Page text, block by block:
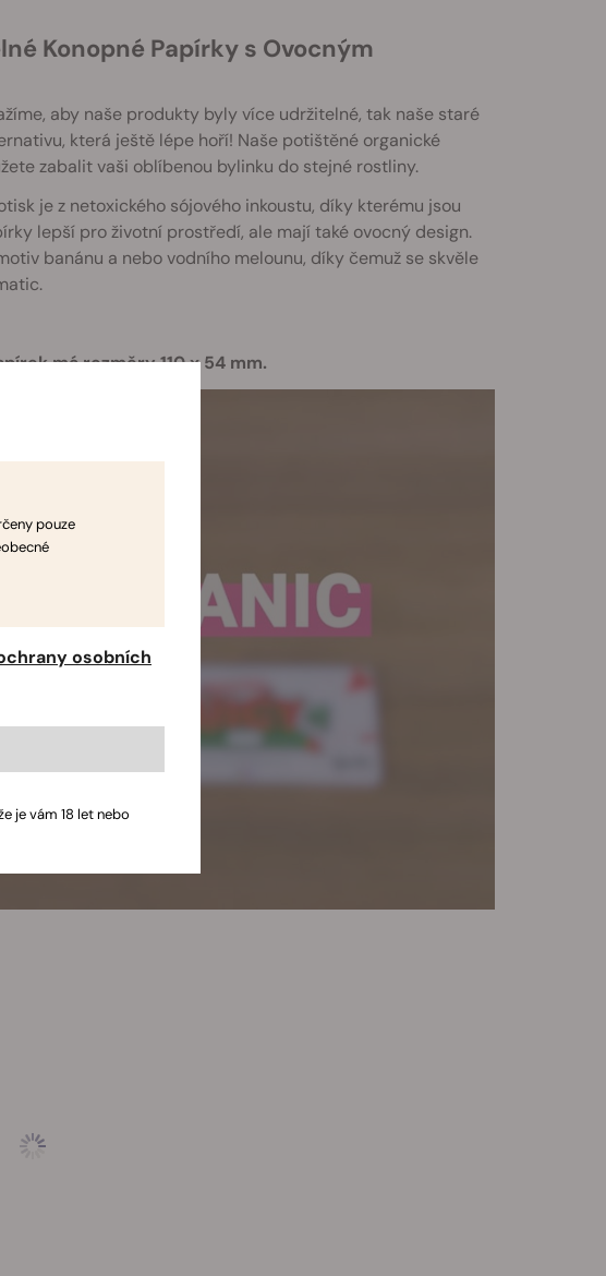
Konopné Papírky s Ovocným
aby naše produkty byly více udržitelné, tak naše staré
která ještě lépe hoří! Naše potištěné organické
zabalit vaši oblíbenou bylinku do stejné rostliny.
je z netoxického sójového inkoustu, díky kterému jsou
lepší pro životní prostředí, ale mají také ovocný design.
banánu a nebo vodního melounu, díky čemuž se skvěle
má rozměry 110 x 54 mm.
pouze
osobních
je vám 18 let nebo